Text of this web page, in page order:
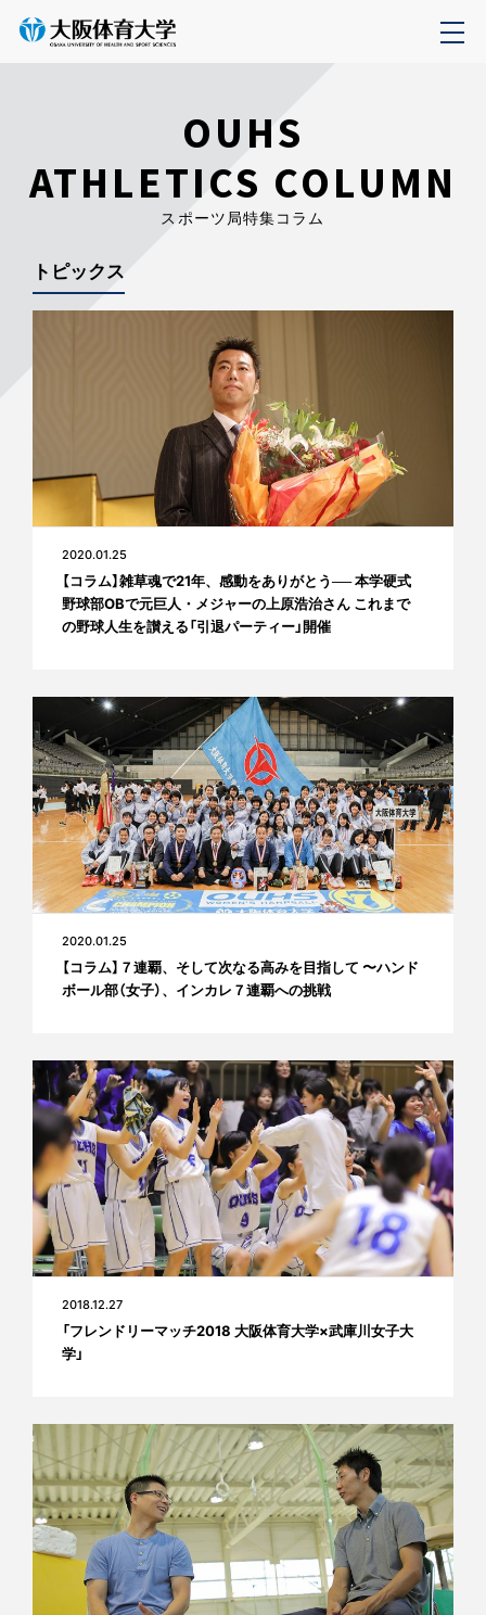
OUHS
ATHLETICS COLUMN
スポーツ局特集コラム
トピックス
2020.01.25
【コラム】雑草魂で21年、感動をありがとう── 本学硬式
野球部OBで元巨人・メジャーの上原浩治さん これまで
の野球人生を讃える「引退パーティー」開催
2020.01.25
【コラム】７連覇、そして次なる高みを目指して 〜ハンド
ボール部（女子）、インカレ７連覇への挑戦
2018.12.27
「フレンドリーマッチ2018 大阪体育大学×武庫川女子大
学」